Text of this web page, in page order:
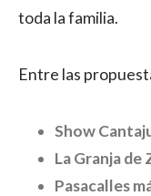
toda la familia.
Entre las
Show
La Granja de
Pasacalles